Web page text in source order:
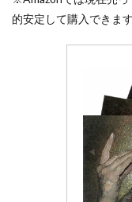
的安定して購入できます